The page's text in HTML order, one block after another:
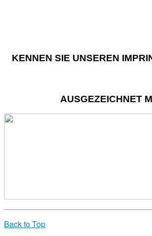
KENNEN SIE UNSEREN
AUSGEZEICHNET
Back to Top